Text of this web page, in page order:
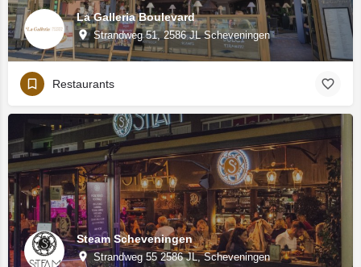
La Galleria Boulevard
Strandweg 51, 2586 JL Scheveningen
Restaurants
Steam Scheveningen
Strandweg 55 2586 JL, Scheveningen